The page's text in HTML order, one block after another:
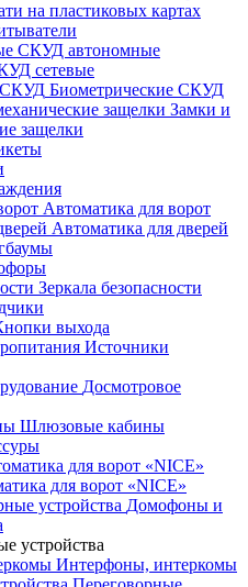
на пластиковых картах
СКУД автономные
сетевые
Биометрические СКУД
Замки и
защелки
Автоматика для ворот
Автоматика для дверей
Зеркала безопасности
выхода
Источники
Досмотровое
Шлюзовые кабины
для ворот «NICE»
Домофоны и
устройства
Интерфоны, интеркомы